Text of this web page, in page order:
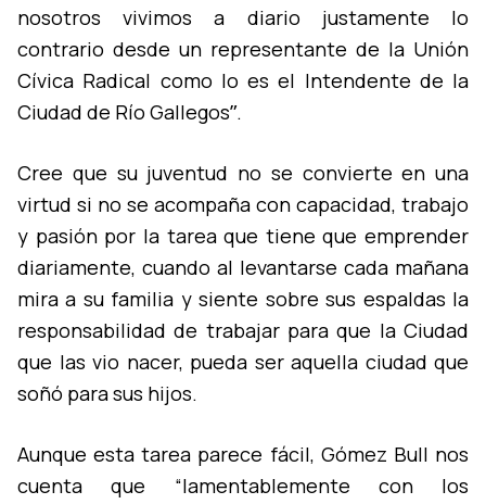
nosotros vivimos a diario justamente lo
contrario desde un representante de la Unión
Cí­vica Radical como lo es el Intendente de la
Ciudad de Rí­o Gallegosˮ.
Cree que su juventud no se convierte en una
virtud si no se acompaña con capacidad, trabajo
y pasión por la tarea que tiene que emprender
diariamente, cuando al levantarse cada mañana
mira a su familia y siente sobre sus espaldas la
responsabilidad de trabajar para que la Ciudad
que las vio nacer, pueda ser aquella ciudad que
soñó para sus hijos.
Aunque esta tarea parece fácil, Gómez Bull nos
cuenta que “lamentablemente con los